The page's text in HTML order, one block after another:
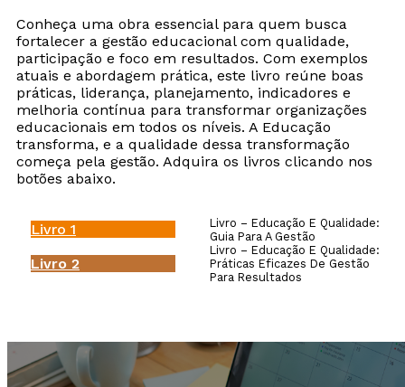
Conheça uma obra essencial para quem busca
fortalecer a gestão educacional com qualidade,
participação e foco em resultados. Com exemplos
atuais e abordagem prática, este livro reúne boas
práticas, liderança, planejamento, indicadores e
melhoria contínua para transformar organizações
educacionais em todos os níveis. A Educação
transforma, e a qualidade dessa transformação
começa pela gestão. Adquira os livros clicando nos
botões abaixo.
Livro 1
Livro – Educação E Qualidade:
Guia Para A Gestão
Livro 2
Livro – Educação E Qualidade:
Práticas Eficazes De Gestão
Para Resultados